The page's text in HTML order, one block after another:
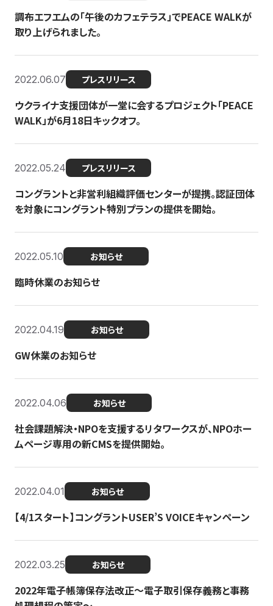
調布エフエムの「午後のカフェテラス」でPEACE WALKが
取り上げられました。
2022.06.07 プレスリリース
ウクライナ支援団体が一堂に会するプロジェクト「PEACE
WALK」が6月18日キックオフ。
2022.05.24 プレスリリース
コングラントと非営利組織評価センターが提携。認証団体
を対象にコングラント特別プランの提供を開始。
2022.05.10 お知らせ
臨時休業のお知らせ
2022.04.19 お知らせ
GW休業のお知らせ
2022.04.06 お知らせ
社会課題解決・NPOを支援するリタワークスが、NPOホー
ムページ専用の新CMSを提供開始。
2022.04.01 お知らせ
【4/1スタート】コングラントUSER’S VOICEキャンペーン
2022.03.25 お知らせ
2022年電子帳簿保存法改正～電子取引保存義務と事務